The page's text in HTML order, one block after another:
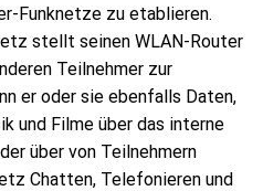
Funknetze zu etablieren.
stellt seinen WLAN-Router
Teilnehmer zur
er oder sie ebenfalls Daten,
und Filme über das interne
über von Teilnehmern
Chatten, Telefonieren und